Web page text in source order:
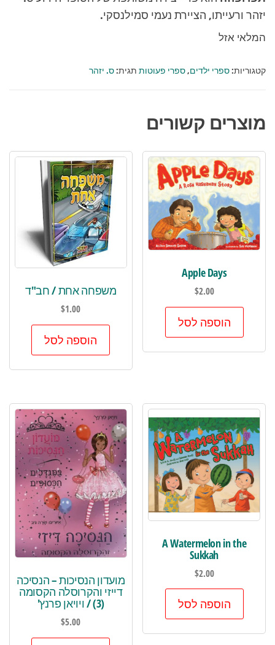
יזהר ורעייתו, הציירת נעמי סמילנסקי.
המלאי אזל
קטגוריות:ספרי ילדים, ספרי פעוטות תגית:ס. יזהר
מוצרים קשורים
Apple Days
$2.00
הוספה לסל
משפחה אחת / חב"ד
$1.00
הוספה לסל
A Watermelon in the
Sukkah
$2.00
הוספה לסל
מועדון הנסיכות – הנסיכה
דייזי והקרוסלה הקסומה
(3) / ויויאן פרנץ'
$5.00